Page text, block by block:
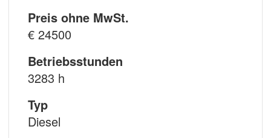
Preis ohne MwSt.
€ 24500
Betriebsstunden
3283 h
Typ
Diesel